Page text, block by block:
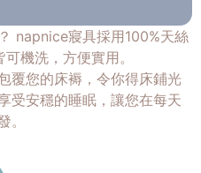
napnice寢具採用100%天絲
機洗，方便實用。
覆您的床褥，令你得床鋪光
受安穩的睡眠，讓您在每天
。